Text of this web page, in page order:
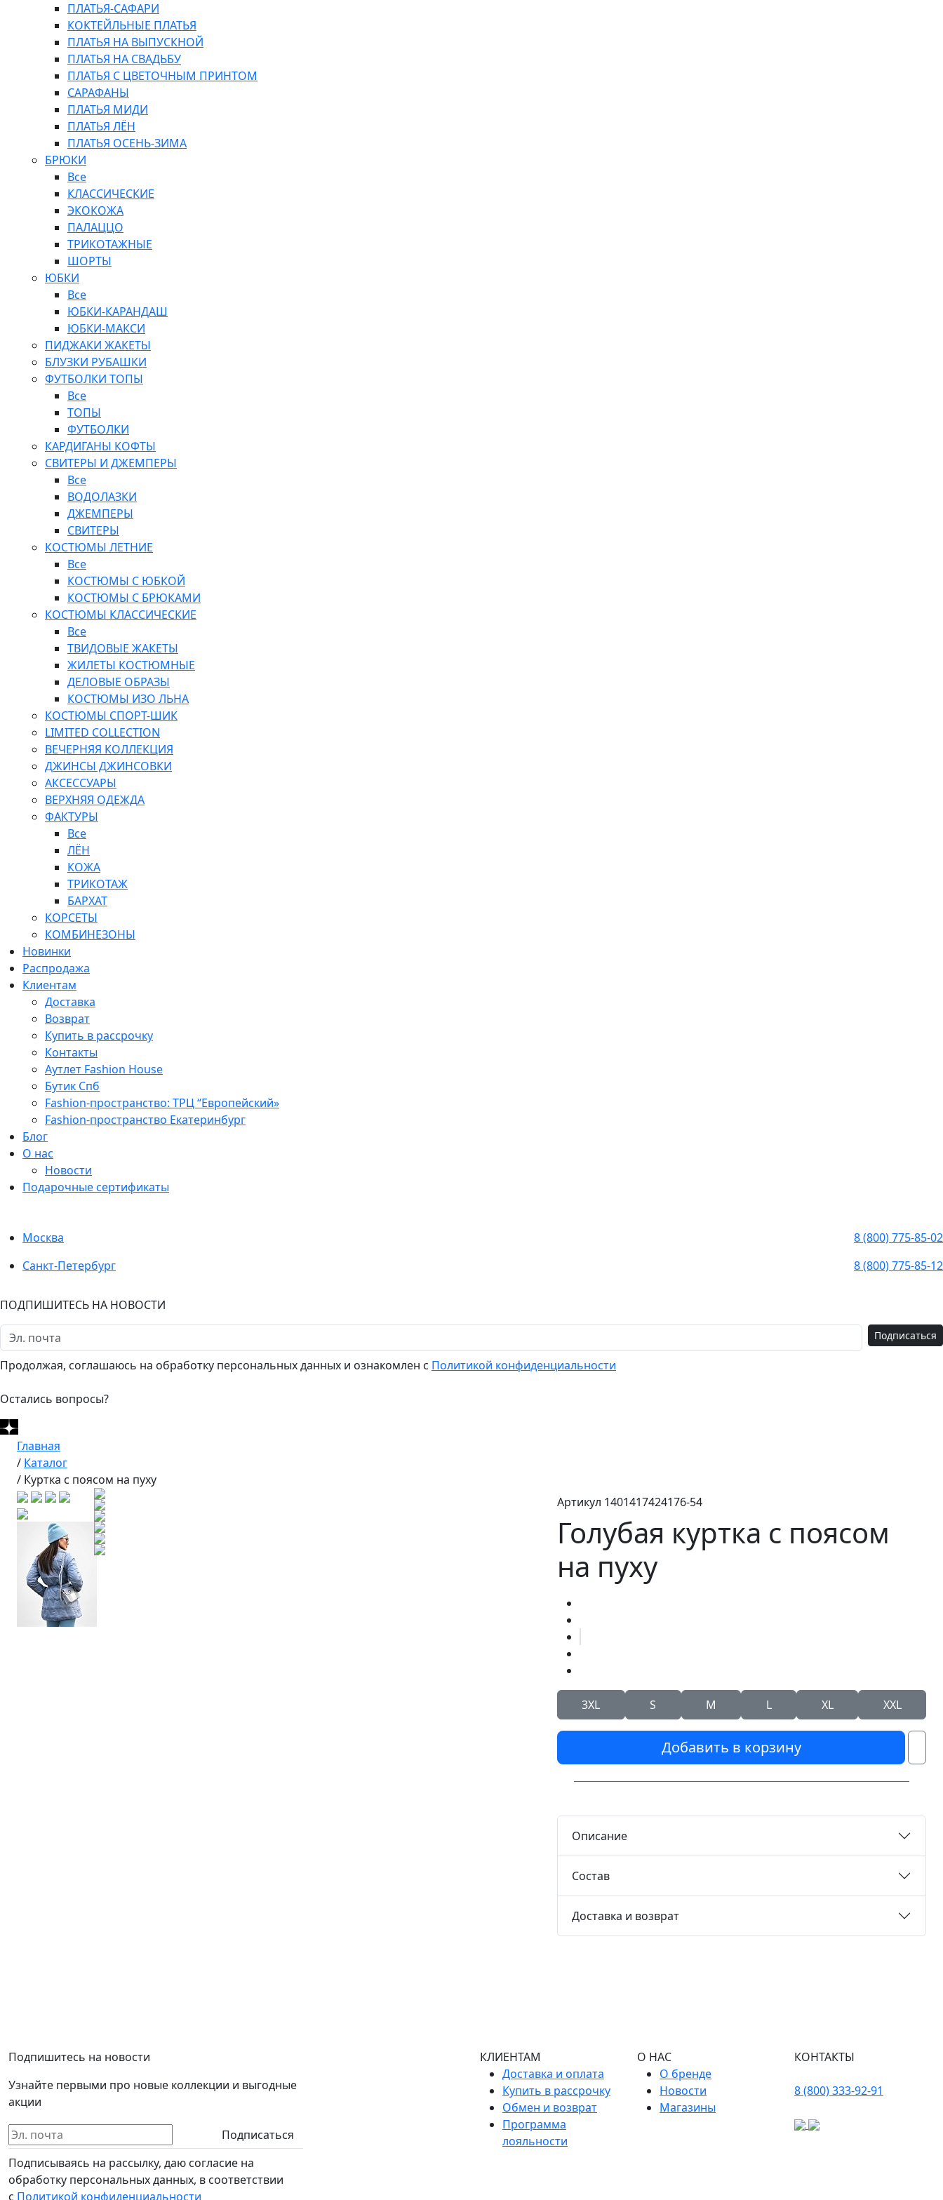
ПЛАТЬЯ-САФАРИ
КОКТЕЙЛЬНЫЕ ПЛАТЬЯ
ПЛАТЬЯ НА ВЫПУСКНОЙ
ПЛАТЬЯ НА СВАДЬБУ
ПЛАТЬЯ С ЦВЕТОЧНЫМ ПРИНТОМ
САРАФАНЫ
ПЛАТЬЯ МИДИ
ПЛАТЬЯ ЛЁН
ПЛАТЬЯ ОСЕНЬ-ЗИМА
БРЮКИ
Все
КЛАССИЧЕСКИЕ
ЭКОКОЖА
ПАЛАЦЦО
ТРИКОТАЖНЫЕ
ШОРТЫ
ЮБКИ
Все
ЮБКИ-КАРАНДАШ
ЮБКИ-МАКСИ
ПИДЖАКИ ЖАКЕТЫ
БЛУЗКИ РУБАШКИ
ФУТБОЛКИ ТОПЫ
Все
ТОПЫ
ФУТБОЛКИ
КАРДИГАНЫ КОФТЫ
СВИТЕРЫ И ДЖЕМПЕРЫ
Все
ВОДОЛАЗКИ
ДЖЕМПЕРЫ
СВИТЕРЫ
КОСТЮМЫ ЛЕТНИЕ
Все
КОСТЮМЫ С ЮБКОЙ
КОСТЮМЫ С БРЮКАМИ
КОСТЮМЫ КЛАССИЧЕСКИЕ
Все
ТВИДОВЫЕ ЖАКЕТЫ
ЖИЛЕТЫ КОСТЮМНЫЕ
ДЕЛОВЫЕ ОБРАЗЫ
КОСТЮМЫ ИЗО ЛЬНА
КОСТЮМЫ СПОРТ-ШИК
LIMITED COLLECTION
ВЕЧЕРНЯЯ КОЛЛЕКЦИЯ
ДЖИНСЫ ДЖИНСОВКИ
АКСЕССУАРЫ
ВЕРХНЯЯ ОДЕЖДА
ФАКТУРЫ
Все
ЛЁН
КОЖА
ТРИКОТАЖ
БАРХАТ
КОРСЕТЫ
КОМБИНЕЗОНЫ
Новинки
Распродажа
Клиентам
Доставка
Возврат
Купить в рассрочку
Контакты
Аутлет Fashion House
Бутик Спб
Fashion-пространство: ТРЦ “Европейский»
Fashion-пространство Екатеринбург
Блог
О нас
Новости
Подарочные сертификаты
Москва
8 (800) 775-85-02
Санкт-Петербург
8 (800) 775-85-12
ПОДПИШИТЕСЬ НА НОВОСТИ
Подписаться
Продолжая, соглашаюсь на обработку персональных данных и ознакомлен с Политикой конфиденциальности
Остались вопросы?
Главная
/ Каталог
/ Куртка с поясом на пуху
Артикул 1401417424176-54
Голубая куртка с поясом
на пуху
3XL S M L XL XXL
Добавить в корзину
Описание
Состав
Доставка и возврат
Подпишитесь на новости
Узнайте первыми про новые коллекции и выгодные
акции
Подписаться
Подписываясь на рассылку, даю согласие на
обработку персональных данных, в соответствии
с Политикой конфиденциальности
КЛИЕНТАМ
Доставка и оплата
Купить в рассрочку
Обмен и возврат
Программа
лояльности
О НАС
О бренде
Новости
Магазины
КОНТАКТЫ
8 (800) 333-92-91